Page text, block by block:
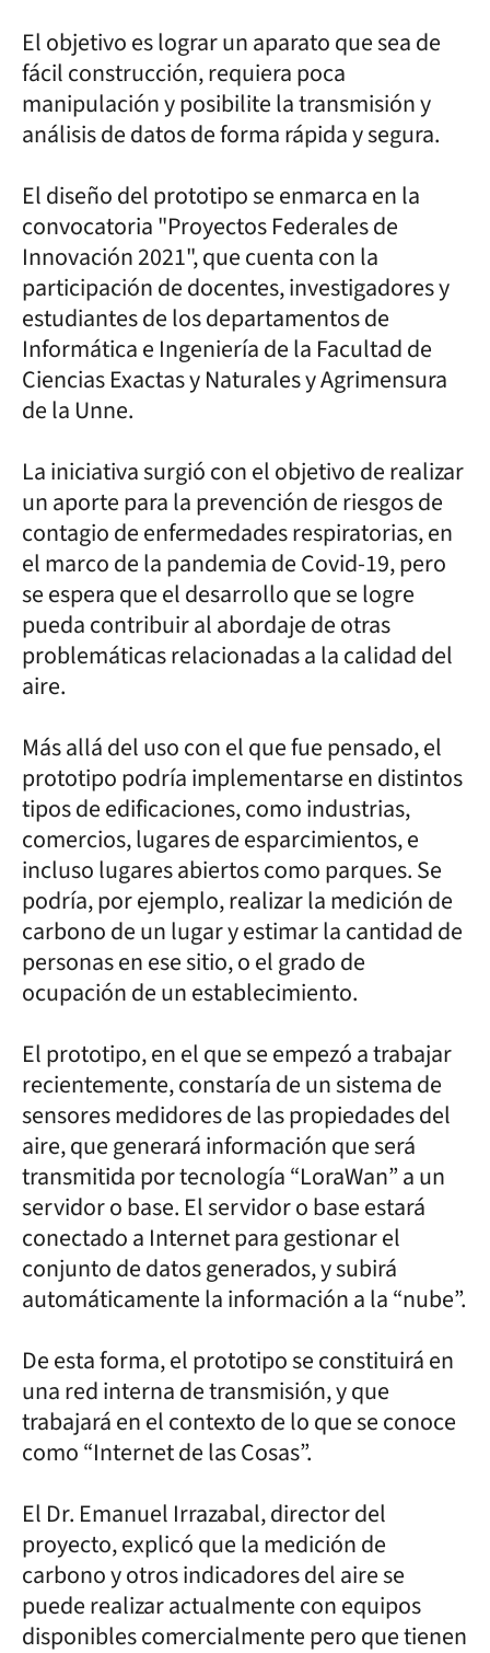
El objetivo es lograr un aparato que sea de
fácil construcción, requiera poca
manipulación y posibilite la transmisión y
análisis de datos de forma rápida y segura.
El diseño del prototipo se enmarca en la
convocatoria "Proyectos Federales de
Innovación 2021", que cuenta con la
participación de docentes, investigadores y
estudiantes de los departamentos de
Informática e Ingeniería de la Facultad de
Ciencias Exactas y Naturales y Agrimensura
de la Unne.
La iniciativa surgió con el objetivo de realizar
un aporte para la prevención de riesgos de
contagio de enfermedades respiratorias, en
el marco de la pandemia de Covid-19, pero
se espera que el desarrollo que se logre
pueda contribuir al abordaje de otras
problemáticas relacionadas a la calidad del
aire.
Más allá del uso con el que fue pensado, el
prototipo podría implementarse en distintos
tipos de edificaciones, como industrias,
comercios, lugares de esparcimientos, e
incluso lugares abiertos como parques. Se
podría, por ejemplo, realizar la medición de
carbono de un lugar y estimar la cantidad de
personas en ese sitio, o el grado de
ocupación de un establecimiento.
El prototipo, en el que se empezó a trabajar
recientemente, constaría de un sistema de
sensores medidores de las propiedades del
aire, que generará información que será
transmitida por tecnología “LoraWan” a un
servidor o base. El servidor o base estará
conectado a Internet para gestionar el
conjunto de datos generados, y subirá
automáticamente la información a la “nube”.
De esta forma, el prototipo se constituirá en
una red interna de transmisión, y que
trabajará en el contexto de lo que se conoce
como “Internet de las Cosas”.
El Dr. Emanuel Irrazabal, director del
proyecto, explicó que la medición de
carbono y otros indicadores del aire se
puede realizar actualmente con equipos
disponibles comercialmente pero que tienen